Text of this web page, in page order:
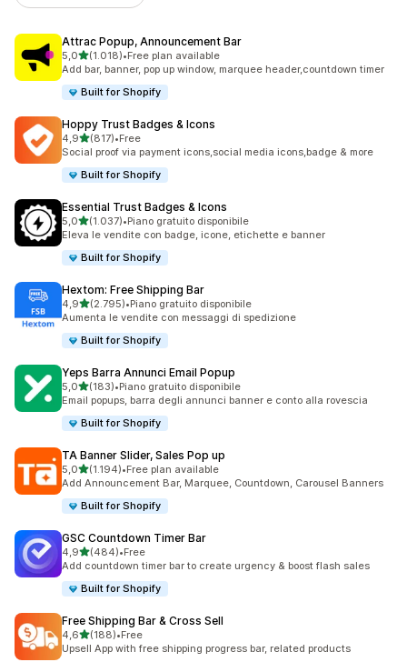
Attrac Popup, Announcement Bar
5,0stelle su 5
(1.018)
1018 recensioni totali
•Free plan available
Add bar, banner, pop up window, marquee header,countdown timer
Built for Shopify
Hoppy Trust Badges & Icons
4,9stelle su 5
(817)
817 recensioni totali
•Free
Social proof via payment icons,social media icons,badge & more
Built for Shopify
Essential Trust Badges & Icons
5,0stelle su 5
(1.037)
1037 recensioni totali
•Piano gratuito disponibile
Eleva le vendite con badge, icone, etichette e banner
Built for Shopify
Hextom: Free Shipping Bar
4,9stelle su 5
(2.795)
2795 recensioni totali
•Piano gratuito disponibile
Aumenta le vendite con messaggi di spedizione
Built for Shopify
Yeps Barra Annunci Email Popup
5,0stelle su 5
(183)
183 recensioni totali
•Piano gratuito disponibile
Email popups, barra degli annunci banner e conto alla rovescia
Built for Shopify
TA Banner Slider, Sales Pop up
5,0stelle su 5
(1.194)
1194 recensioni totali
•Free plan available
Add Announcement Bar, Marquee, Countdown, Carousel Banners
Built for Shopify
GSC Countdown Timer Bar
4,9stelle su 5
(484)
484 recensioni totali
•Free
Add countdown timer bar to create urgency & boost flash sales
Built for Shopify
Free Shipping Bar & Cross Sell
4,6stelle su 5
(188)
188 recensioni totali
•Free
Upsell App with free shipping progress bar, related products